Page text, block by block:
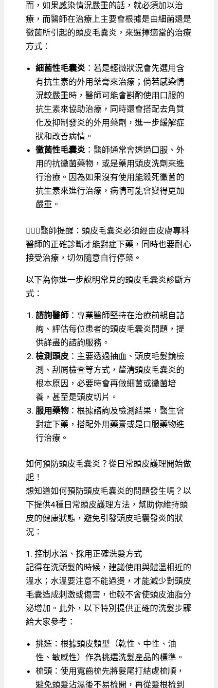
而，如果感染情況嚴重的話，就必須加以治
療，而醫師在治療上主要會根據是由細菌還是
黴菌所引起的頭皮毛囊炎，來選擇適當的治療
方式：
細菌性毛囊炎 ：若是輕微狀況會先選用含
有抗生素的外用藥膏來治療；倘若感染情
況較嚴重時，醫師可能會斟酌使用口服的
抗生素來協助治療，同時還會搭配去角質
化及抑制發炎的外用藥劑，進一步緩解症
狀和改善病情。
黴菌性毛囊炎 ：醫師通常會透過口服、外
用的抗黴菌藥物，或是藥用頭皮洗劑來進
行治療。因為如果沒有使用能殺死黴菌的
抗生素來進行治療，病情可能會變得更加
嚴重。
👨🏻‍⚕️醫師提醒：頭皮毛囊炎必須經由皮膚專科
醫師的正確診斷才能對症下藥，同時也要耐心
接受治療，切勿隨意自行停藥。
以下為你進一步說明常見的頭皮毛囊炎診斷方
式：
諮詢醫師 ：專業醫師堅持在治療前親自諮
詢、評估每位患者的頭皮毛囊炎問題，提
供詳盡的諮詢服務。
檢測頭皮 ：主要透過抽血、頭皮毛髮鏡檢
測、刮屑檢查等方式，釐清頭皮毛囊炎的
根本原因，必要時會再做細菌或黴菌培
養，甚至是頭皮切片。
服用藥物 ：根據諮詢及檢測結果，醫生會
對症下藥，搭配外用藥膏或是口服藥物進
行治療。
如何預防頭皮毛囊炎？從日常頭皮護理開始做
起！
想知道如何預防頭皮毛囊炎的問題發生嗎？以
下提供4種日常頭皮護理方法，幫助你維持頭
皮的健康狀態，避免引發頭皮毛囊發炎的狀
況：
1. 控制水溫、採用正確洗髮方式
記得在洗頭髮的時候，建議使用與體溫相近的
溫水；水溫要注意不能過燙，才能減少對頭皮
毛囊造成刺激或傷害，也較不會使頭皮油脂分
泌增加。此外，以下特別提供正確的洗髮步驟
給大家參考：
挑選：根據頭皮類型（乾性、中性、油
性、敏感性）作為挑選洗髮產品的標準。
梳頭：使用寬齒梳先將髮尾打結處梳順，
避免頭髮沾濕後不易梳開，再從髮根梳到